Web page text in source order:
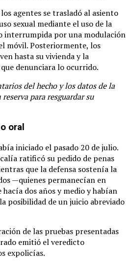
agentes se trasladó al asiento
sexual mediante el uso de la
interrumpida por una modulación
móvil. Posteriormente, los
hasta su vivienda y la
denunciara lo ocurrido.
del hecho y los datos de la
para resguardar su
oral
iniciado el pasado 20 de julio.
ratificó su pedido de penas
que la defensa sostenía la
—quienes permanecían en
dos años y medio y habían
posibilidad de un juicio abreviado
de las pruebas presentadas
emitió el veredicto
expolicías.